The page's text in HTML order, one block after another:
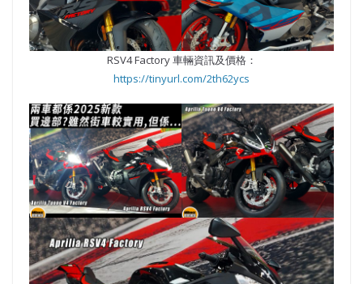
RSV4 Factory 車輛資訊及價格：
https://tinyurl.com/2th62ycs